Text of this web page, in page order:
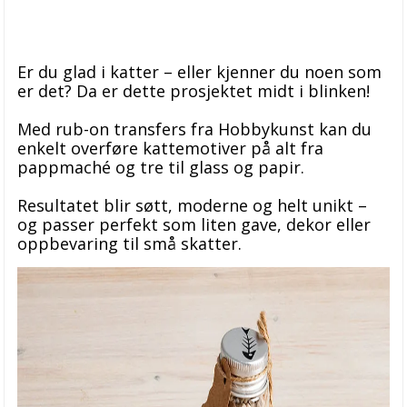
Lag personlige julekort med reinsdyr av fingeravtrykk
Støp dine egne lys – moderne og dekorative
Lag fargerike småhus med rub-on transfers og Raysin
rub-on transfers
Lag julekort, gaveposer og gaveesker med rub-on transfers
Lag dekorative juletrær i Raysin med rub-on
Støp dine egne dekorative hus i gips
Er du glad i katter – eller kjenner du noen som
er det? Da er dette prosjektet midt i blinken!
Med rub-on transfers fra Hobbykunst kan du
enkelt overføre kattemotiver på alt fra
pappmaché og tre til glass og papir.
Resultatet blir søtt, moderne og helt unikt –
og passer perfekt som liten gave, dekor eller
oppbevaring til små skatter.